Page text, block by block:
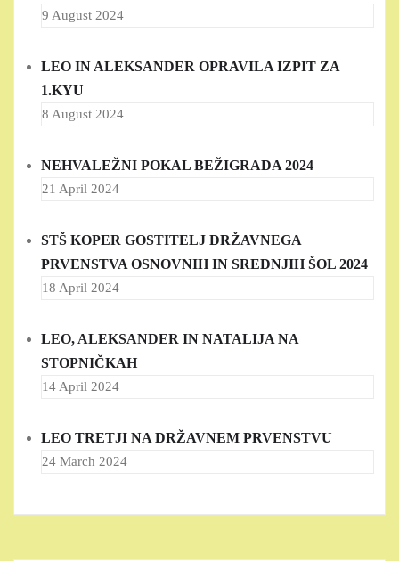
9 August 2024
LEO IN ALEKSANDER OPRAVILA IZPIT ZA
1.KYU
8 August 2024
NEHVALEŽNI POKAL BEŽIGRADA 2024
21 April 2024
STŠ KOPER GOSTITELJ DRŽAVNEGA
PRVENSTVA OSNOVNIH IN SREDNJIH ŠOL 2024
18 April 2024
LEO, ALEKSANDER IN NATALIJA NA
STOPNIČKAH
14 April 2024
LEO TRETJI NA DRŽAVNEM PRVENSTVU
24 March 2024